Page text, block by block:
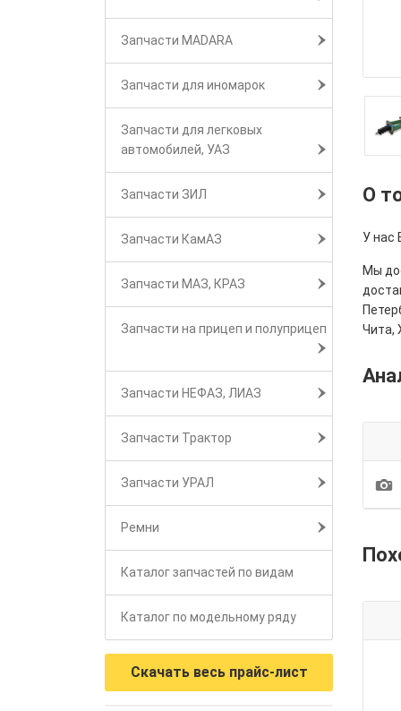
Запчасти MADARA
Запчасти для иномарок
Запчасти для легковых
автомобилей, УАЗ
Запчасти ЗИЛ
Запчасти КамАЗ
Запчасти МАЗ, КРАЗ
Запчасти на прицеп и полуприцеп
Запчасти НЕФАЗ, ЛИАЗ
Запчасти Трактор
Запчасти УРАЛ
Ремни
Каталог запчастей по видам
Каталог по модельному ряду
Скачать весь прайс-лист
О
У нас
Мы
Чита,
1